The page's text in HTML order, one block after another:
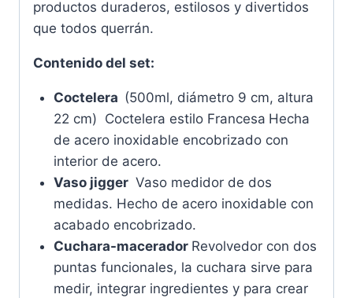
productos duraderos, estilosos y divertidos
que todos querrán.
Contenido del set:
Coctelera (500ml, diámetro 9 cm, altura
22 cm) Coctelera estilo Francesa Hecha
de acero inoxidable encobrizado con
interior de acero.
Vaso jigger Vaso medidor de dos
medidas. Hecho de acero inoxidable con
acabado encobrizado.
Cuchara-macerador Revolvedor con dos
puntas funcionales, la cuchara sirve para
medir, integrar ingredientes y para crear